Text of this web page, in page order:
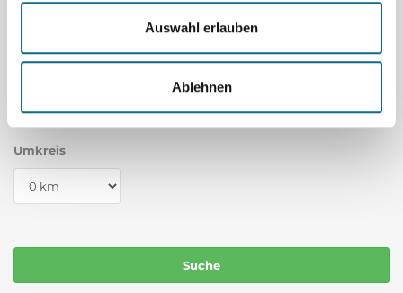
Auswahl erlauben
Ablehnen
Umkreis